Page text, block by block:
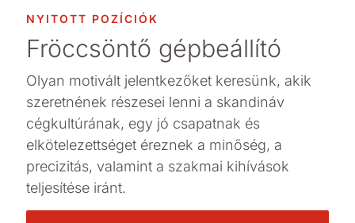
NYITOTT POZÍCIÓK
Fröccsöntő gépbeállító
Olyan motivált jelentkezőket keresünk, akik
szeretnének részesei lenni a skandináv
cégkultúrának, egy jó csapatnak és
elkötelezettséget éreznek a minőség, a
precizitás, valamint a szakmai kihívások
teljesítése iránt.